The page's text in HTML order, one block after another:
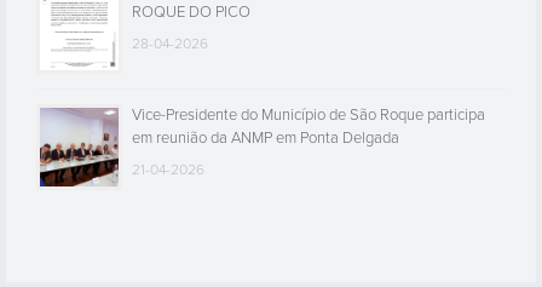
ROQUE DO PICO
28-04-2026
Vice-Presidente do Município de São Roque participa
em reunião da ANMP em Ponta Delgada
21-04-2026